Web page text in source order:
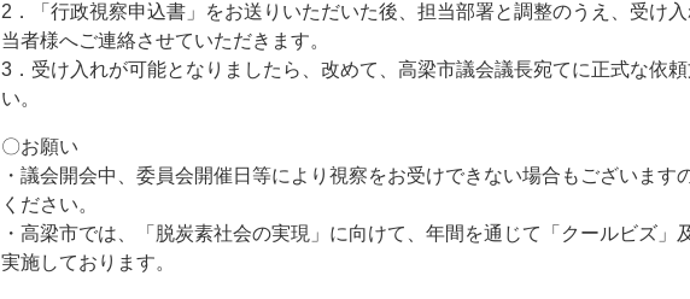
2．「行政視察申込書」をお送りいただいた後、担当部署と調整のうえ、受け
当者様へご連絡させていただきます。
3．受け入れが可能となりましたら、改めて、高梁市議会議長宛てに正式な依
い。
〇お願い
・議会開会中、委員会開催日等により視察をお受けできない場合もございます
ください。
・高梁市では、「脱炭素社会の実現」に向けて、年間を通じて「クールビズ」
実施しております。